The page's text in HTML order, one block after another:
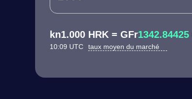
kn1.000 HRK = GFr1342.84425
10:09 UTC taux moyen du marché